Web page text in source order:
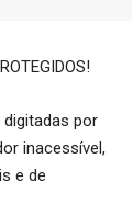
por
inacessível,
e de